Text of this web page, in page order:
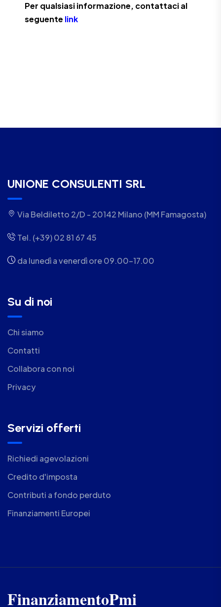
Per qualsiasi informazione, contattaci al
seguente link
UNIONE CONSULENTI SRL
Via Beldiletto 2/D - 20142 Milano (MM Famagosta)
Tel. (+39) 02 81 67 45
da lunedì a venerdì ore 09.00-17.00
Su di noi
Chi siamo
Contatti
Collabora con noi
Privacy
Servizi offerti
Richiedi agevolazioni
Credito d'imposta
Contributi a fondo perduto
Finanziamenti Europei
FinanziamentoPmi